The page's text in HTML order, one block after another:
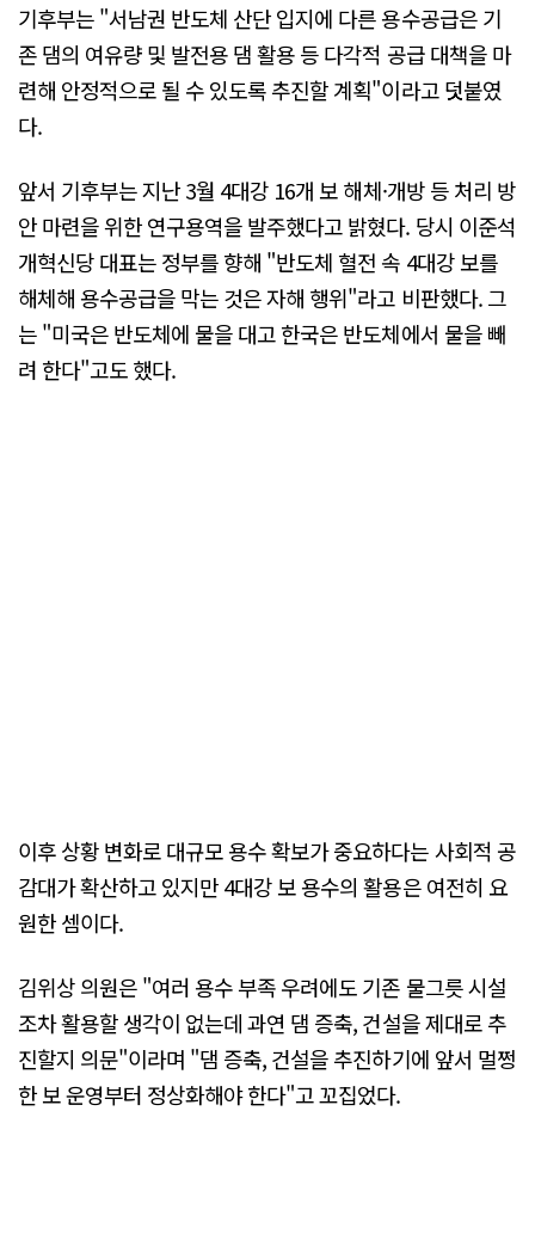
기후부는 "서남권 반도체 산단 입지에 다른 용수공급은 기
존 댐의 여유량 및 발전용 댐 활용 등 다각적 공급 대책을 마
련해 안정적으로 될 수 있도록 추진할 계획"이라고 덧붙였
다.
앞서 기후부는 지난 3월 4대강 16개 보 해체·개방 등 처리 방
안 마련을 위한 연구용역을 발주했다고 밝혔다. 당시 이준석
개혁신당 대표는 정부를 향해 "반도체 혈전 속 4대강 보를
해체해 용수공급을 막는 것은 자해 행위"라고 비판했다. 그
는 "미국은 반도체에 물을 대고 한국은 반도체에서 물을 빼
려 한다"고도 했다.
이후 상황 변화로 대규모 용수 확보가 중요하다는 사회적 공
감대가 확산하고 있지만 4대강 보 용수의 활용은 여전히 요
원한 셈이다.
김위상 의원은 "여러 용수 부족 우려에도 기존 물그릇 시설
조차 활용할 생각이 없는데 과연 댐 증축, 건설을 제대로 추
진할지 의문"이라며 "댐 증축, 건설을 추진하기에 앞서 멀쩡
한 보 운영부터 정상화해야 한다"고 꼬집었다.